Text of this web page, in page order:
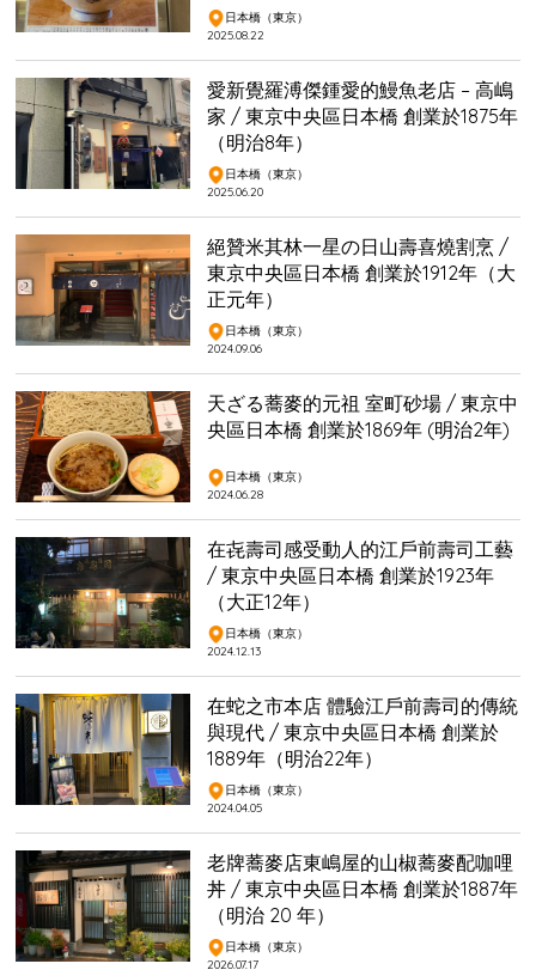
日本橋（東京）
2025.08.22
愛新覺羅溥傑鍾愛的鰻魚老店 – 高嶋
家 / 東京中央區日本橋 創業於1875年
（明治8年）
日本橋（東京）
2025.06.20
絕贊米其林一星の日山壽喜燒割烹 /
東京中央區日本橋 創業於1912年（大
正元年）
日本橋（東京）
2024.09.06
天ざる蕎麥的元祖 室町砂場 / 東京中
央區日本橋 創業於1869年 (明治2年)
日本橋（東京）
2024.06.28
在㐂壽司感受動人的江戶前壽司工藝
/ 東京中央區日本橋 創業於1923年
（大正12年）
日本橋（東京）
2024.12.13
在蛇之市本店 體驗江戶前壽司的傳統
與現代 / 東京中央區日本橋 創業於
1889年（明治22年）
日本橋（東京）
2024.04.05
老牌蕎麥店東嶋屋的山椒蕎麥配咖哩
丼 / 東京中央區日本橋 創業於1887年
（明治 20 年）
日本橋（東京）
2026.07.17